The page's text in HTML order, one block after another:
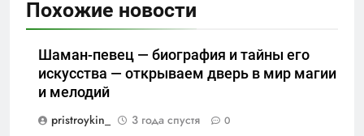
Похожие новости
Шаман-певец — биография и тайны его
искусства — открываем дверь в мир магии
и мелодий
pristroykin_
3 года спустя 0